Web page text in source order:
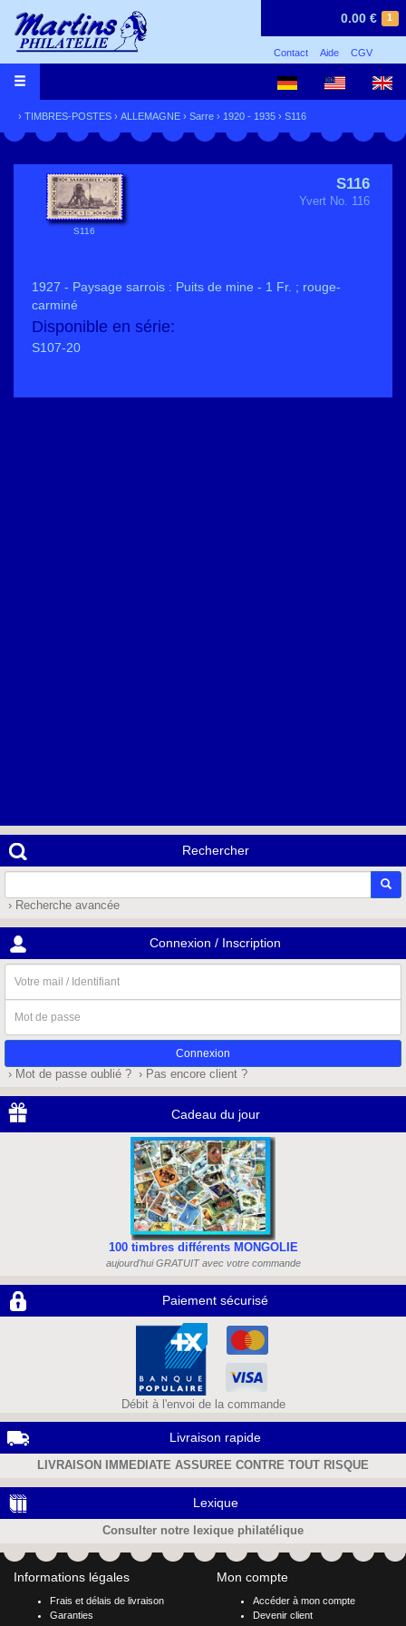
1
0.00 €
Contact Aide CGV
› TIMBRES-POSTES › ALLEMAGNE › Sarre › 1920 - 1935 › S116
S116
S116
Yvert No. 116
1927 - Paysage sarrois : Puits de mine - 1 Fr. ; rouge-
carminé
Disponible en série:
S107-20
Rechercher
› Recherche avancée
Connexion / Inscription
mail
/
Identifiant
de
passe
› Mot de passe oublié ? › Pas encore client ?
Cadeau du jour
100 timbres différents MONGOLIE
aujourd'hui GRATUIT avec votre commande
Paiement sécurisé
Débit à l'envoi de la commande
Livraison rapide
LIVRAISON IMMEDIATE ASSUREE CONTRE TOUT RISQUE
Lexique
Consulter notre lexique philatélique
Informations légales
Frais et délais de livraison
Garanties
Mon compte
Accéder à mon compte
Devenir client